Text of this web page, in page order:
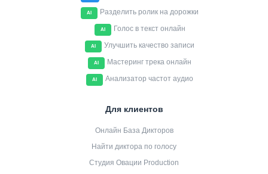
AI Разделить ролик на дорожки
AI Голос в текст онлайн
AI Улучшить качество записи
AI Мастеринг трека онлайн
AI Анализатор частот аудио
Для клиентов
Онлайн База Дикторов
Найти диктора по голосу
Студия Овации Production